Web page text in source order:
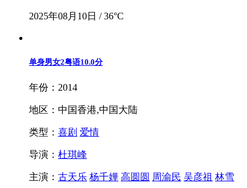
2025年08月10日 / 36°C
单身男女2粤语10.0分
年份：2014
地区：中国香港,中国大陆
类型： 喜剧 爱情
导演： 杜琪峰
主演： 古天乐 杨千嬅 高圆圆 周渝民 吴彦祖 林雪